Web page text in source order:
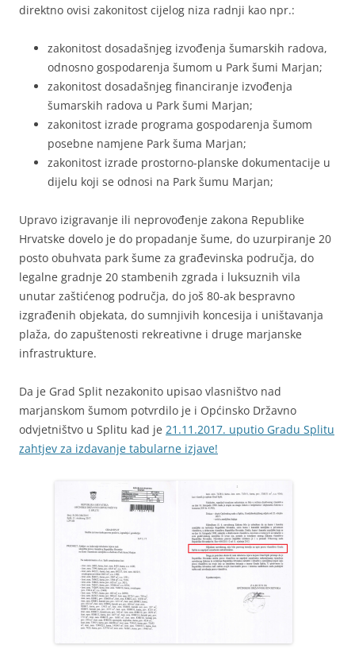
direktno ovisi zakonitost cijelog niza radnji kao npr.:
zakonitost dosadašnjeg izvođenja šumarskih radova,
odnosno gospodarenja šumom u Park šumi Marjan;
zakonitost dosadašnjeg financiranje izvođenja
šumarskih radova u Park šumi Marjan;
zakonitost izrade programa gospodarenja šumom
posebne namjene Park šuma Marjan;
zakonitost izrade prostorno-planske dokumentacije u
dijelu koji se odnosi na Park šumu Marjan;
Upravo izigravanje ili neprovođenje zakona Republike
Hrvatske dovelo je do propadanje šume, do uzurpiranje 20
posto obuhvata park šume za građevinska područja, do
legalne gradnje 20 stambenih zgrada i luksuznih vila
unutar zaštićenog područja, do još 80-ak bespravno
izgrađenih objekata, do sumnjivih koncesija i uništavanja
plaža, do zapuštenosti rekreativne i druge marjanske
infrastrukture.
Da je Grad Split nezakonito upisao vlasništvo nad
marjanskom šumom potvrdilo je i Općinsko Državno
odvjetništvo u Splitu kad je 21.11.2017. uputio Gradu Splitu
zahtjev za izdavanje tabularne izjave!